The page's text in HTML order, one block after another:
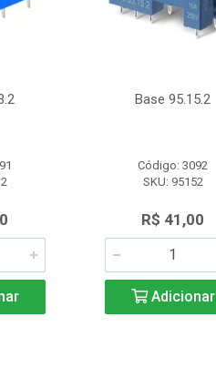
Base 95.15.2
Código: 3092
SKU: 95152
R$ 41,00
Adicionar